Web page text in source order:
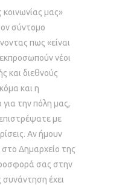
μας»
σύντομο
πως «είναι
νέοι
και διεθνούς
και η
την πόλη μας,
με
Αν ήμουν
Δημαρχείο της
σας στην
έχει